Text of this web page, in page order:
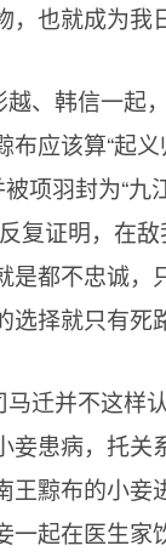
，也就成为我
越、韩信一起
布应该算“起
被项羽封为“
复证明，在
是都不忠诚，
选择就只有死
迁并不这样
妾患病，托关
王黥布的小妾
一起在医生家